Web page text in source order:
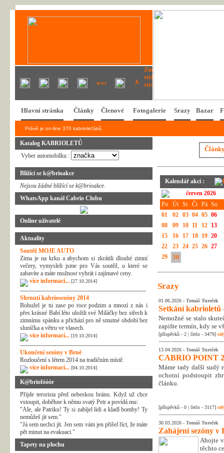
Hlavní stránka Články Členové Fotogalerie Srazy Bazar
Právě je on-line 370 kabrioleťáků.
Katalog KABRIOLETŮ
Vyber automobilku :
Blížící se k@brioakce
Nejsou žádné blížící se k@brioakce.
WhatsApp kanál Cabrio Clubu
Online uživatelé
Aktuality
Soutěž MOJE AUTO
Zima je na krku a abychom si zkrátili dlouhé zimní
večery, vymysleli jsme pro Vás soutěž, u které se
zabavíte a máte možnost vyhrát i zajímavé ceny.
více informací... [27.10.2014]
---------------------------------------------------------------
Shrnutí kabriosezóny 2014
Bohužel je tu zase po roce podzim a mnozí z nás i
přes krásné Babí léto uložili své Miláčky bez střech k
zimnímu spánku a přichází pro ně smutné období bez
sluníčka a větru ve vlasech.
více informací... [19.10.2014]
---------------------------------------------------------------
Ukončení sezóny v Brně
Rozloučení s létem 2014 na tradičním místě.
více informací... [04.10.2014]
K@briofóóór
Přijde terorista před nebeskou bránu. Když už chce
vstoupit, doběhne k němu svatý Petr a povídá mu:
"Ale, ale Patriku! Ty si zabíjel lidi a kladl bomby! Ty
nemůžeš jít sem."
"Já sem nechci jít. Jen sem vám jen přišel říct, že máte
pět minut na evakuaci."
Tapety na plochu
Kalendář akcí :
červen 2026
Po
Út St Čt Pá So
01
02 03 04 05 06
08
09 10 11 12 13
15
16 17 18 19 20
22
23 24 25 26 27
29
30
Srazy
01.06.2026 - Tomáš Tureček
Setkání kabrioletů
Nemožné se stalo
zapište termín, kdy se
[příspěvků - 2 | četlo - 3479]
13.04.2026 - Tomáš Tureček
CABRIO POINT
Máme tady další sudý
ochotní podstoupit
článku.
[příspěvků - 0 | četlo - 3117]
30.03.2026 - Tomáš Tureček
Zahájení sezóny v
Ahojte
těchto